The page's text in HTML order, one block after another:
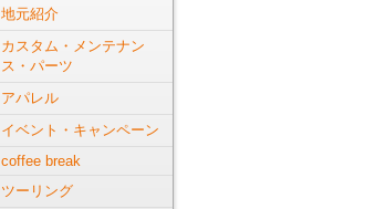
地元紹介
カスタム・メンテナン
ス・パーツ
アパレル
イベント・キャンペーン
coffee break
ツーリング